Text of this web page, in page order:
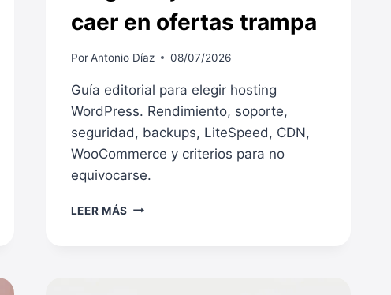
caer en ofertas trampa
Por Antonio Díaz 08/07/2026
Guía editorial para elegir hosting
WordPress. Rendimiento, soporte,
seguridad, backups, LiteSpeed, CDN,
WooCommerce y criterios para no
equivocarse.
LEER MÁS REVIEW